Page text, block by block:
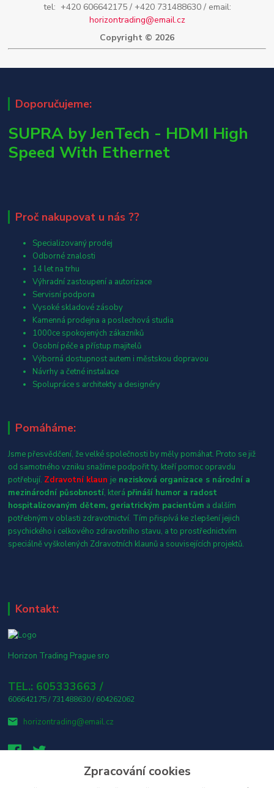
tel: +420 606642175 / +420 731488630 / email:
horizontrading@email.cz
Copyright © 2026
Doporučujeme:
SUPRA by JenTech - HDMI High
Speed With Ethernet
Proč nakupovat u nás ??
Specializovaný prodej
Odborné znalosti
14 let na trhu
Výhradní zastoupení a autorizace
Servisní podpora
Vysoké skladové zásoby
Kamenná prodejna a poslechová studia
1000ce spokojených zákazníků
Osobní péče a přístup majitelů
Výborná dostupnost autem i městskou dopravou
Návrhy a četné instalace
Spolupráce s architekty a designéry
Pomáháme:
Jsme přesvědčení, že velké společnosti by měly pomáhat. Proto se již
od samotného vzniku snažíme podpořit ty, kteří pomoc opravdu
potřebují. Zdravotní klaun je nezisková organizace s národní a
mezinárodní působností, která přináší humor a radost
hospitalizovaným dětem, geriatrickým pacientům a dalším
potřebným v oblasti zdravotnictví. Tím přispívá ke zlepšení jejich
psychického i celkového zdravotního stavu, a to prostřednictvím
speciálně vyškolených Zdravotních klaunů a souvisejících projektů.
Kontakt:
Horizon Trading Prague sro
TEL.: 605333663 /
606642175 / 731488630 / 604262062
horizontrading@email.cz
Zpracování cookies